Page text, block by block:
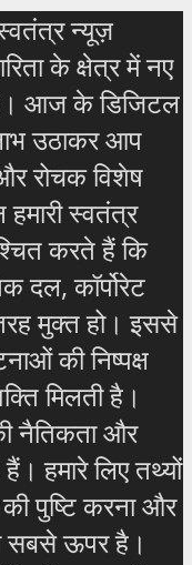
न्यूज़
के क्षेत्र में नए
आज के डिजिटल
उठाकर आप
रोचक विशेष
हमारी स्वतंत्र
करते हैं कि
दल, कॉर्पोरेट
तरह मुक्त हो। इससे
की निष्पक्ष
मिलती है।
नैतिकता और
हमारे लिए तथ्यों
पुष्टि करना और
सबसे ऊपर है।